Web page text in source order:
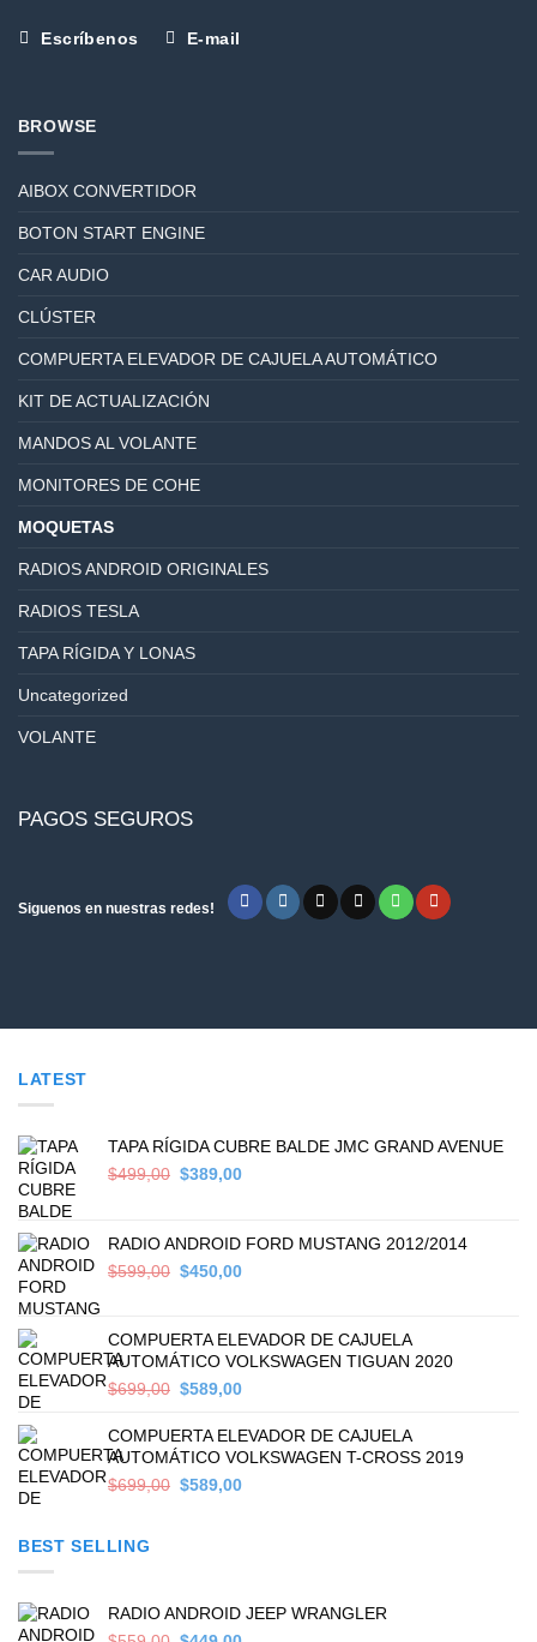
Escríbenos E-mail
BROWSE
AIBOX CONVERTIDOR
BOTON START ENGINE
CAR AUDIO
CLÚSTER
COMPUERTA ELEVADOR DE CAJUELA AUTOMÁTICO
KIT DE ACTUALIZACIÓN
MANDOS AL VOLANTE
MONITORES DE COHE
MOQUETAS
RADIOS ANDROID ORIGINALES
RADIOS TESLA
TAPA RÍGIDA Y LONAS
Uncategorized
VOLANTE
PAGOS SEGUROS
Siguenos en nuestras redes!
LATEST
TAPA RÍGIDA CUBRE BALDE JMC GRAND AVENUE
$499,00 Original
$499,00.
$389,00Current
$389,00.
RADIO ANDROID FORD MUSTANG 2012/2014
$599,00 Original
$599,00.
$450,00Current
$450,00.
COMPUERTA ELEVADOR DE CAJUELA
AUTOMÁTICO VOLKSWAGEN TIGUAN 2020
$699,00 Original
was:
$699,00.
$589,00Current
is:
$589,00.
COMPUERTA ELEVADOR DE CAJUELA
AUTOMÁTICO VOLKSWAGEN T-CROSS 2019
$699,00 Original
$589,00Current
BEST SELLING
RADIO ANDROID JEEP WRANGLER